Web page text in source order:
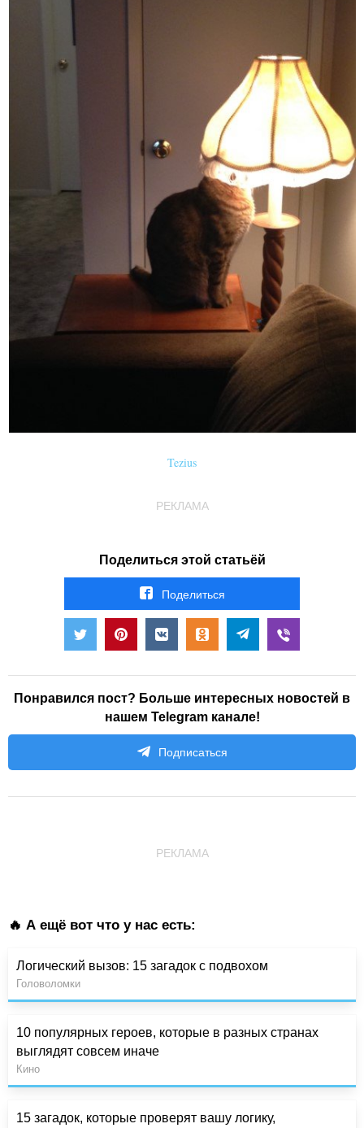
Tezius
РЕКЛАМА
Поделиться этой статьёй
Поделиться
Понравился пост? Больше интересных новостей в
нашем Telegram канале!
Подписаться
РЕКЛАМА
🔥 А ещё вот что у нас есть:
Логический вызов: 15 загадок с подвохом
Головоломки
10 популярных героев, которые в разных странах
выглядят совсем иначе
Кино
15 загадок, которые проверят вашу логику,